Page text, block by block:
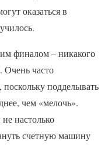
оказаться в
финалом – никакого
часто
подделывать
чем «мелочь».
настолько
счетную машину